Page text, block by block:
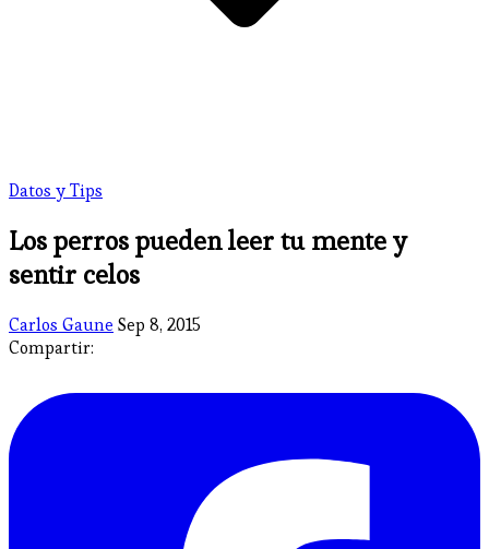
Datos y Tips
Los perros pueden leer tu mente y
sentir celos
Carlos Gaune Sep 8, 2015
Compartir: